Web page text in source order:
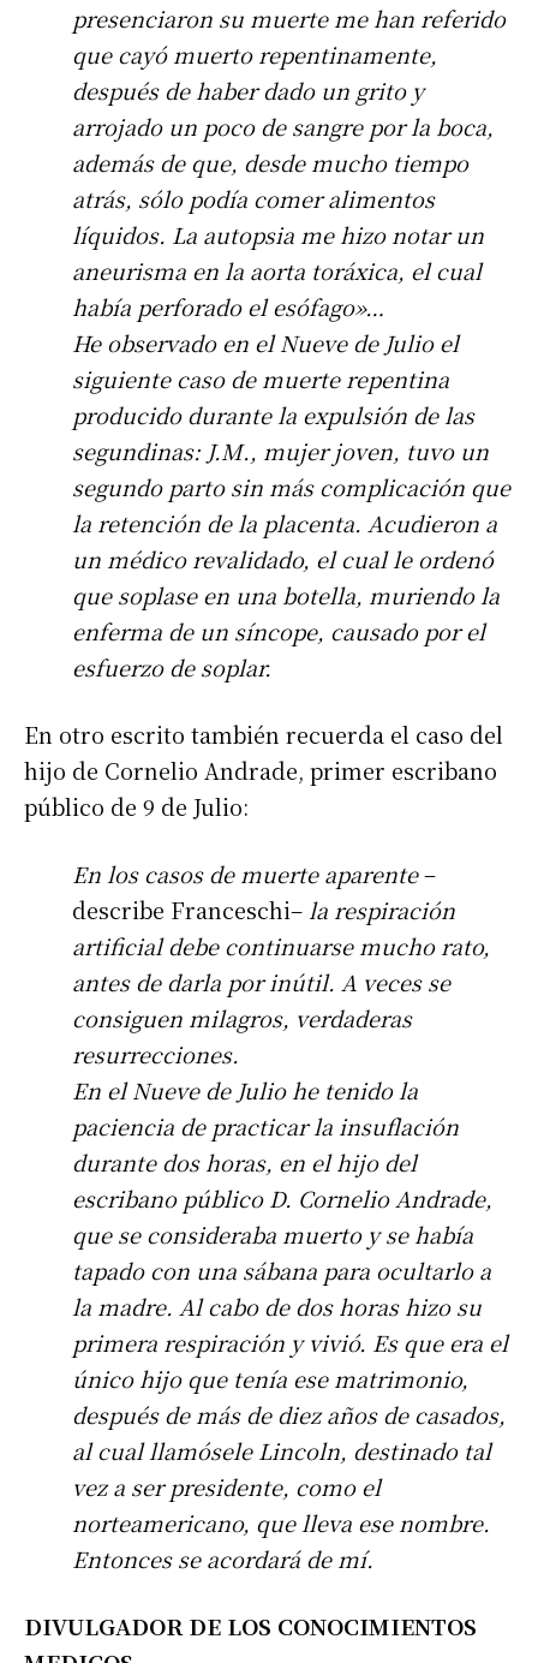
Suscribirme gratis
presenciaron su muerte me han referido
que cayó muerto repentinamente,
después de haber dado un grito y
arrojado un poco de sangre por la boca,
además de que, desde mucho tiempo
atrás, sólo podía comer alimentos
líquidos. La autopsia me hizo notar un
aneurisma en la aorta toráxica, el cual
había perforado el esófago»…
He observado en el Nueve de Julio el
siguiente caso de muerte repentina
producido durante la expulsión de las
segundinas: J.M., mujer joven, tuvo un
segundo parto sin más complicación que
la retención de la placenta. Acudieron a
un médico revalidado, el cual le ordenó
que soplase en una botella, muriendo la
enferma de un síncope, causado por el
esfuerzo de soplar.
En otro escrito también recuerda el caso del
hijo de Cornelio Andrade, primer escribano
público de 9 de Julio:
En los casos de muerte aparente–
describe Franceschi–la respiración
artificial debe continuarse mucho rato,
antes de darla por inútil. A veces se
consiguen milagros, verdaderas
resurrecciones.
En el Nueve de Julio he tenido la
paciencia de practicar la insuflación
durante dos horas, en el hijo del
escribano público D. Cornelio Andrade,
que se consideraba muerto y se había
tapado con una sábana para ocultarlo a
la madre. Al cabo de dos horas hizo su
primera respiración y vivió. Es que era el
único hijo que tenía ese matrimonio,
después de más de diez años de casados,
al cual llamósele Lincoln, destinado tal
vez a ser presidente, como el
norteamericano, que lleva ese nombre.
Entonces se acordará de mí.
DIVULGADOR DE LOS CONOCIMIENTOS